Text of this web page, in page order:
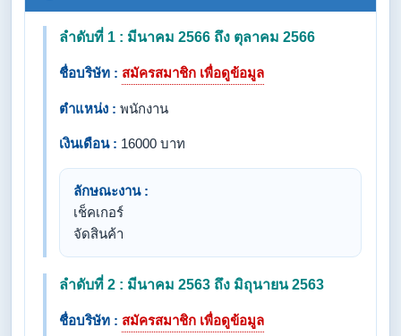
ลำดับที่ 1 : มีนาคม 2566 ถึง ตุลาคม 2566
ชื่อบริษัท : สมัครสมาชิก เพื่อดูข้อมูล
ตำแหน่ง : พนักงาน
เงินเดือน : 16000 บาท
ลักษณะงาน :
เช็คเกอร์
จัดสินค้า
ลำดับที่ 2 : มีนาคม 2563 ถึง มิถุนายน 2563
ชื่อบริษัท : สมัครสมาชิก เพื่อดูข้อมูล